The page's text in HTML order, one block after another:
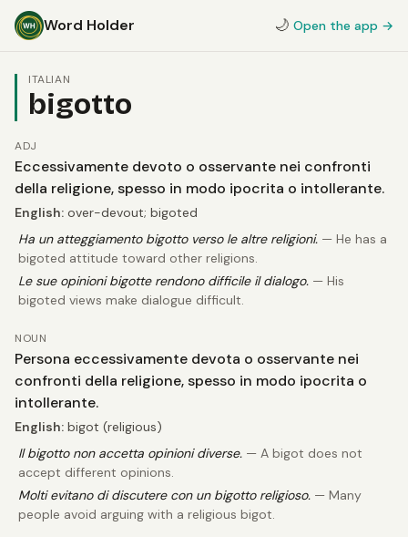
Word Holder 🌙 Open the app →
ITALIAN
bigotto
ADJ
Eccessivamente devoto o osservante nei confronti
della religione, spesso in modo ipocrita o intollerante.
English: over-devout; bigoted
Ha un atteggiamento bigotto verso le altre religioni. — He has a
bigoted attitude toward other religions.
Le sue opinioni bigotte rendono difficile il dialogo. — His
bigoted views make dialogue difficult.
NOUN
Persona eccessivamente devota o osservante nei
confronti della religione, spesso in modo ipocrita o
intollerante.
English: bigot (religious)
Il bigotto non accetta opinioni diverse. — A bigot does not
accept different opinions.
Molti evitano di discutere con un bigotto religioso. — Many
people avoid arguing with a religious bigot.